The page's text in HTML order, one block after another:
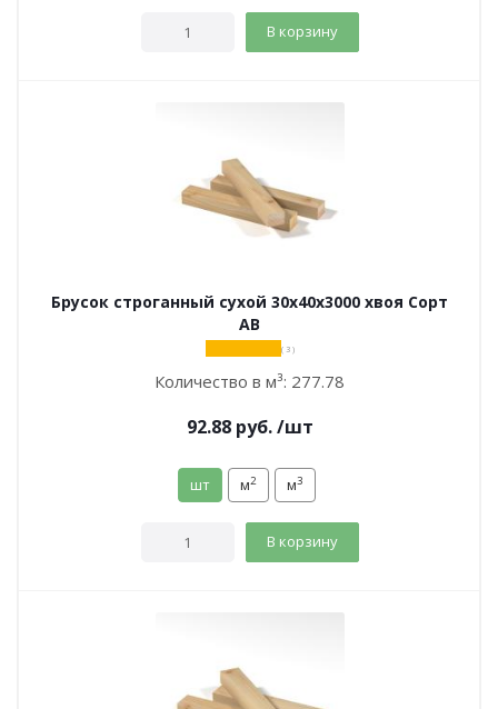
В корзину
Брусок строганный сухой 30х40х3000 хвоя Сорт
АВ
( 3 )
Количество в м³: 277.78
92.88руб. /шт
шт м2 м3
В корзину